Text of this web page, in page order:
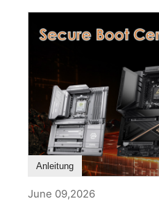
Anleitung
June 09,2026